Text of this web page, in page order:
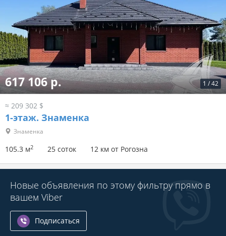
1 /42
617 106 р.
≈ 209 302 $
1-этаж. Знаменка
Знаменка
105.3 м2 25 соток 12 км от Рогозна
Новые объявления по этому фильтру прямо в
вашем Viber
Подписаться